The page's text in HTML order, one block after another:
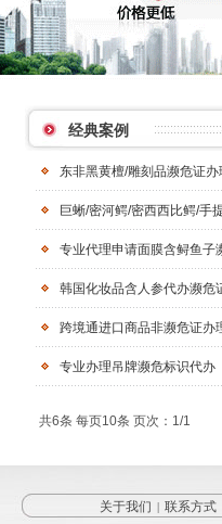
经典案例
东非黑黄檀/雕刻品濒危证办
巨蜥/密河鳄/密西西比鳄/手
专业代理申请面膜含鲟鱼子
韩国化妆品含人参代办濒危
跨境通进口商品非濒危证办
专业办理吊牌濒危标识代办
共6条 每页10条 页次：1/1
关于我们 | 联系方式